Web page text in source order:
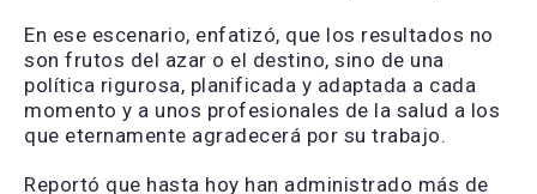
En ese escenario, enfatizó, que los resultados no
son frutos del azar o el destino, sino de una
política rigurosa, planificada y adaptada a cada
momento y a unos profesionales de la salud a los
que eternamente agradecerá por su trabajo.
Reportó que hasta hoy han administrado más de